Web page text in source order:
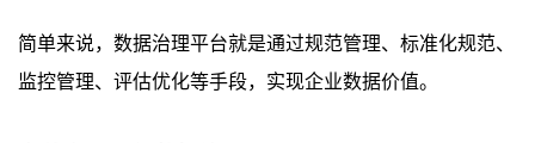
简单来说，数据治理平台就是通过规范管理、标准化规范、
监控管理、评估优化等手段，实现企业数据价值。